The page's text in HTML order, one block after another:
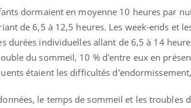
dormaient en moyenne 10 heures par
de 6,5 à 12,5 heures. Les week-ends et
durées individuelles allant de 6,5 à 14
du sommeil, 10 % d'entre eux en
étaient les difficultés
le temps de sommeil et les troubles
innove en matière de bilan de
: l'utilisation d'un « jumeau
» permet ...